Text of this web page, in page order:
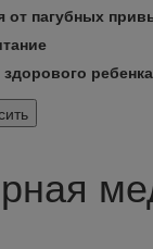
от пагубных
ребенка